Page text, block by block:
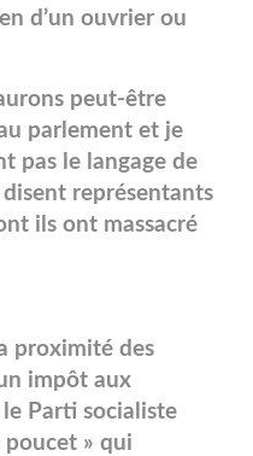
d’un ouvrier ou
peut-être
parlement et je
pas le langage de
disent représentants
ils ont massacré
proximité des
impôt aux
Parti socialiste
poucet » qui